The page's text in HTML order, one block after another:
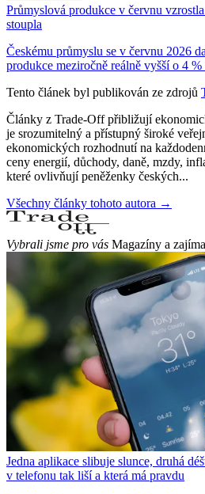
Průmyslová produkce v červnu
stoupla
Českému průmyslu se v červnu 2026
produkce meziročně reálně vyšší o 4 %
Tento článek byl publikován ze zdrojů
Články z Trade-Off přibližují
je srozumitelný a přístupný široké
ekonomických rozhodnutí na
ceny energií, důchody, daně, mzdy,
které ovlivňují peněženky českých...
Všechny články tohoto autora →
Vybrali jsme pro vás Magazíny a
Jedna aplikace slibuje slunce, druhá
v telefonu tak liší a která má pravdu